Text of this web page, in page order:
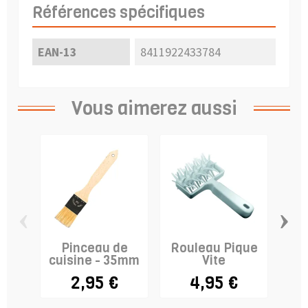
Références spécifiques
EAN-13 8411922433784
Vous aimerez aussi
Pinceau de
cuisine - 35mm
2,95 €
Rouleau Pique
Vite
4,95 €
›